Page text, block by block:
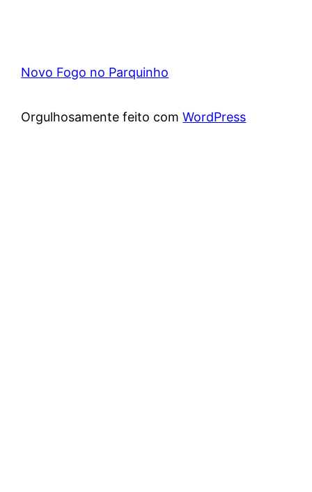
Novo Fogo no Parquinho
Orgulhosamente feito comWordPress